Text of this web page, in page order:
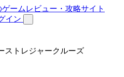
イン
ストレジャークルーズ